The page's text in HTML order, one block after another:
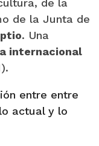
de la
de la Junta de
. Una
internacional
entre entre
actual y lo